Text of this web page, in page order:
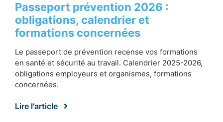
Passeport prévention 2026 :
obligations, calendrier et
formations concernées
Le passeport de prévention recense vos formations
en santé et sécurité au travail. Calendrier 2025-2026,
obligations employeurs et organismes, formations
concernées.
Lire l'article